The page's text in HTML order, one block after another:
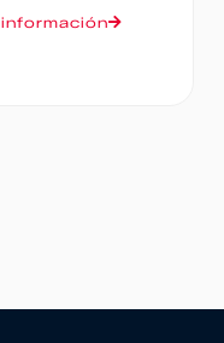
Más información